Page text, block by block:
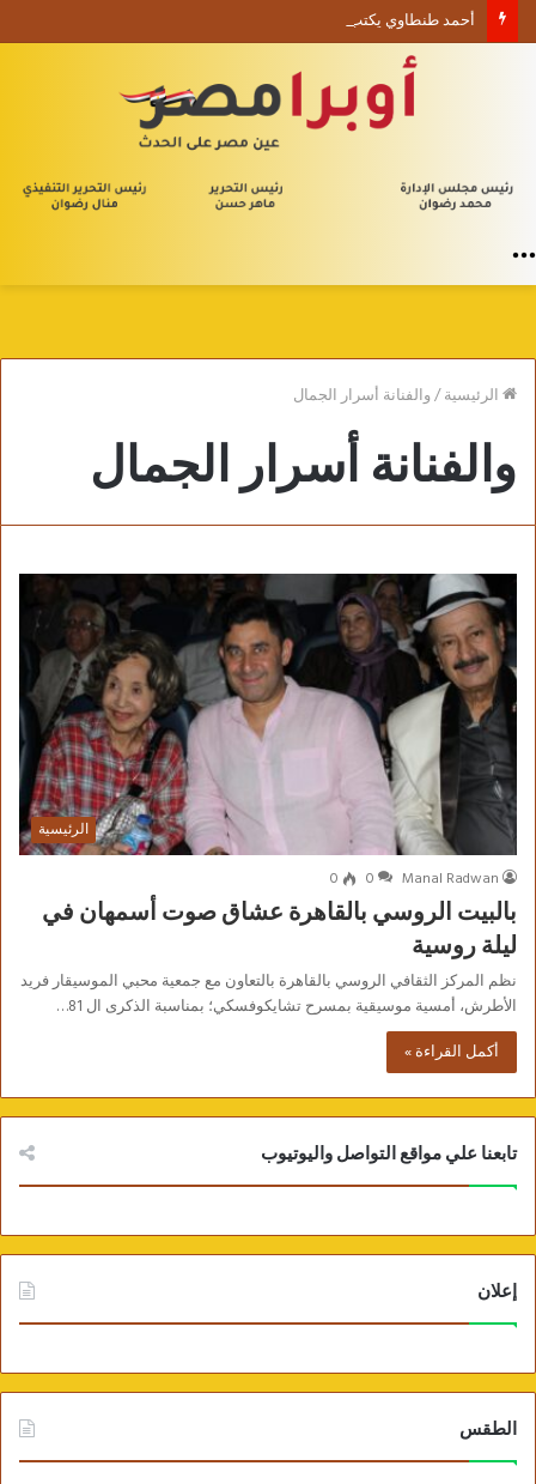
أحمد طنطاوي يكتب حين يصبح الوجود علامة استفهام
الرئيسية/والفنانة أسرار الجمال
والفنانة أسرار الجمال
الرئيسية
Manal Radwan
0
0
بالبيت الروسي بالقاهرة عشاق صوت أسمهان في
ليلة روسية
نظم المركز الثقافي الروسي بالقاهرة بالتعاون مع جمعية محبي الموسيقار فريد
الأطرش، أمسية موسيقية بمسرح تشايكوفسكي؛ بمناسبة الذكرى ال 81…
أكمل القراءة »
تابعنا علي مواقع التواصل واليوتيوب
إعلان
الطقس